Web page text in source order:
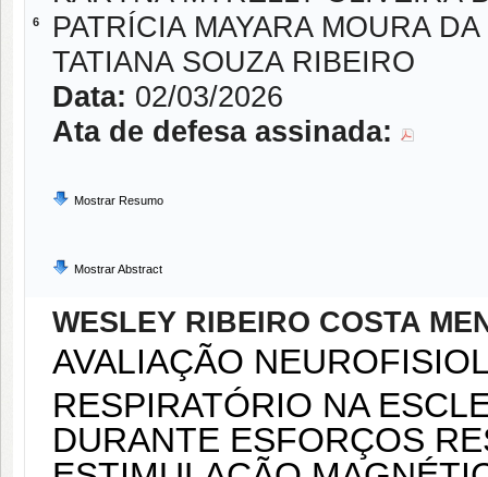
6
PATRÍCIA MAYARA MOURA DA
TATIANA SOUZA RIBEIRO
Data: 02/03/2026
Ata de defesa assinada:
Mostrar Resumo
Mostrar Abstract
WESLEY RIBEIRO COSTA
AVALIAÇÃO
RESPIRATÓRIO NA
DURANTE ESFORÇOS